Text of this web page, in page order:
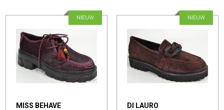
MISS BEHAVE
NIEUW
DI LAURO
NIEUW